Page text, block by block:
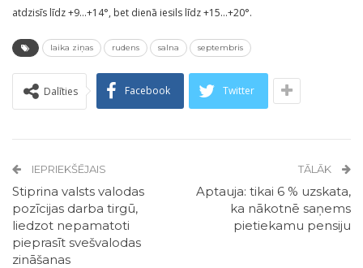
atdzisīs līdz +9…+14°, bet dienā iesils līdz +15…+20°.
laika ziņas rudens salna septembris
Dalīties Facebook Twitter
IEPRIEKŠĒJAIS
Stiprina valsts valodas
pozīcijas darba tirgū,
liedzot nepamatoti
pieprasīt svešvalodas
zināšanas
TĀLĀK
Aptauja: tikai 6 % uzskata,
ka nākotnē saņems
pietiekamu pensiju